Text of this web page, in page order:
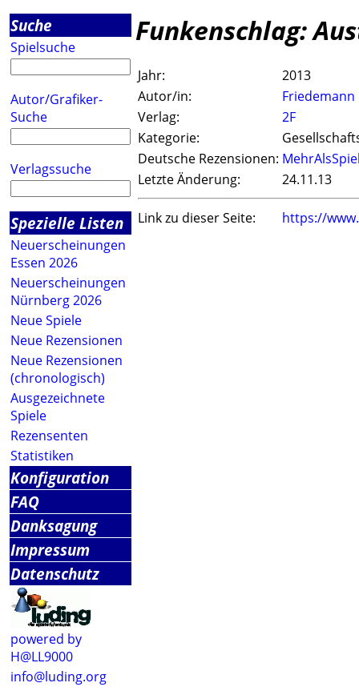
Suche
Spielsuche
Autor/Grafiker-
Suche
Verlagssuche
Spezielle Listen
Neuerscheinungen
Essen 2026
Neuerscheinungen
Nürnberg 2026
Neue Spiele
Neue Rezensionen
Neue Rezensionen
(chronologisch)
Ausgezeichnete
Spiele
Rezensenten
Statistiken
Konfiguration
FAQ
Danksagung
Impressum
Datenschutz
powered by
H@LL9000
info@luding.org
Funkenschlag:
Jahr:
2013
Autor/in:
Friedemann
Verlag:
2F
Kategorie:
Deutsche Rezensionen:
Letzte Änderung:
24.11.13
Link zu dieser Seite: https://